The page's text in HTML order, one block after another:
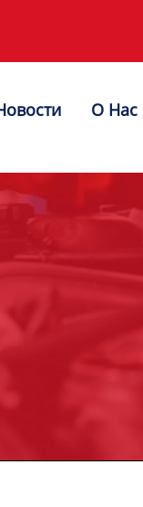
О Hас